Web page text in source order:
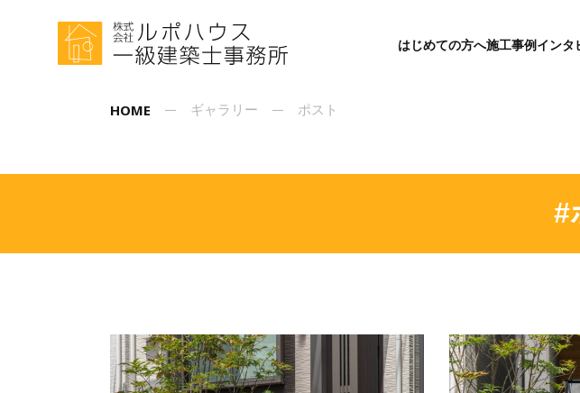
グ
ュ
はじめての方へ施工事例インタ
HOME ギャラリー ポスト
#